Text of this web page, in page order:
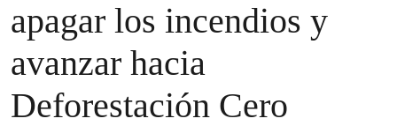
apagar los incendios y
avanzar hacia
Deforestación Cero